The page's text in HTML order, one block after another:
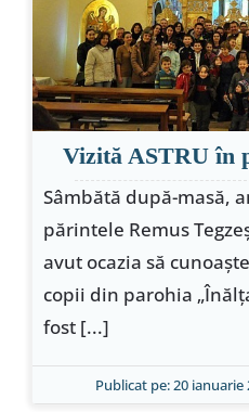
Vizită ASTRU în
Sâmbătă după-masă,
părintele Remus
avut ocazia să
copii din parohia
fost [...]
Publicat pe: 20 ianuarie